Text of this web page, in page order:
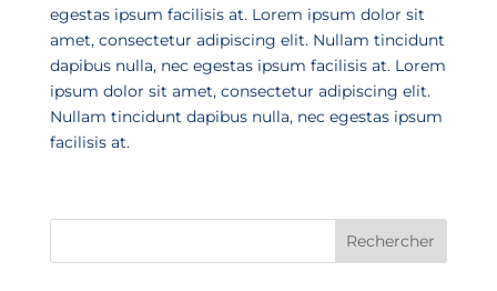
egestas ipsum facilisis at. Lorem ipsum dolor sit
amet, consectetur adipiscing elit. Nullam tincidunt
dapibus nulla, nec egestas ipsum facilisis at. Lorem
ipsum dolor sit amet, consectetur adipiscing elit.
Nullam tincidunt dapibus nulla, nec egestas ipsum
facilisis at.
Rechercher